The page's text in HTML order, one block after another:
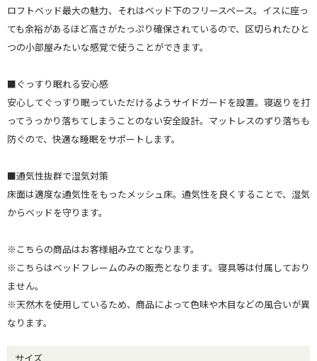
ロフトベッド最大の魅力、それはベッド下のフリースペース。イスに座っ
ても余裕があるほど高さがたっぷり確保されているので、区切られたひと
つの小部屋みたいな感覚で使うことができます。
■ぐっすり眠れる安心感
安心してぐっすり眠っていただけるようサイドガードを設置。寝返りを打
ってうっかり落ちてしまうことのない安全設計。マットレスのずり落ちも
防ぐので、快適な睡眠をサポートします。
■通気性抜群で湿気対策
床面は適度な通気性をもったメッシュ床。通気性を良くすることで、湿気
からベッドを守ります。
※こちらの商品はお客様組み立てとなります。
※こちらはベッドフレームのみの販売となります。寝具等は付属しており
ません。
※天然木を使用しているため、商品によって色味や木目などの風合いが異
なります。
サイズ